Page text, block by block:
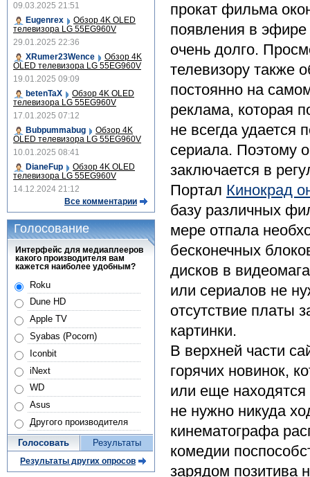
прокат фильма
появления в эфире
очень долго.
телевизору также
постоянно на
реклама, которая
не всегда
сериала. Поэтому
заключается в
Портал Кинокрад
базу различных
мере отпала
бесконечных
дисков в
или сериалов не
отсутствие платы
картинки.
В верхней части
горячих новинок,
или еще
не нужно никуда
кинематографа
комедии
зарядом позитива
09.03.2025 21:51
Eugenrex
Обзор 4K OLED
телевизора LG 55EG960V
29.01.2025 22:36
XRumer23Wence
Обзор 4K
OLED телевизора LG 55EG960V
19.01.2025 09:09
betenTaX
Обзор 4K OLED
телевизора LG 55EG960V
17.01.2025 07:12
Bubpummabug
Обзор 4K
OLED телевизора LG 55EG960V
10.01.2025 08:41
DianeFup
Обзор 4K OLED
телевизора LG 55EG960V
14.12.2024 21:12
Все комментарии
Голосование
Интерфейс для медиаплееров
какого производителя вам
кажется наиболее удобным?
Roku
Dune HD
Apple TV
Syabas (Pocorn)
Iconbit
iNext
WD
Asus
Другого производителя
Голосовать Результаты
Результаты других опросов